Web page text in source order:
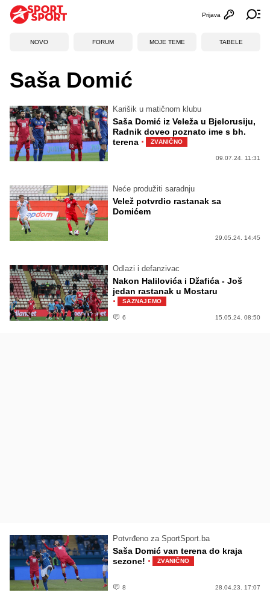
Otvori
Prijava
NOVO FORUM MOJE TEME TABELE
Saša Domić
Karišik u matičnom klubu
Saša Domić iz Veleža u Bjelorusiju,
Radnik doveo poznato ime s bh.
terena · ZVANIČNO
09.07.24. 11:31
Neće produžiti saradnju
Velež potvrdio rastanak sa
Domićem
29.05.24. 14:45
Odlazi i defanzivac
Nakon Halilovića i Džafića - Još
jedan rastanak u Mostaru
· SAZNAJEMO
6 15.05.24. 08:50
Potvrđeno za SportSport.ba
Saša Domić van terena do kraja
sezone! · ZVANIČNO
8 28.04.23. 17:07